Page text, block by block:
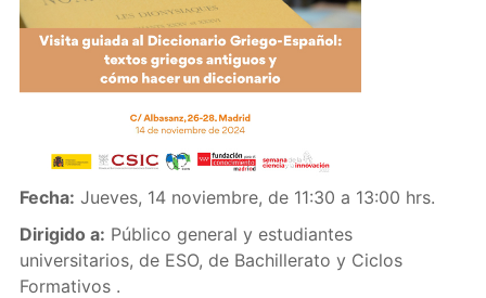
Fecha: Jueves, 14 noviembre, de 11:30 a 13:00 hrs.
Dirigido a: Público general y estudiantes
universitarios, de ESO, de Bachillerato y Ciclos
Formativos .